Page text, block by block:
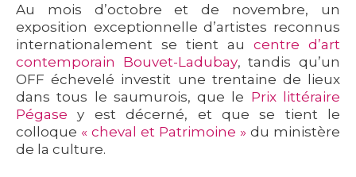
Au mois d’octobre et de novembre, un
exposition exceptionnelle d’artistes reconnus
internationalement se tient au centre d’art
contemporain Bouvet-Ladubay, tandis qu’un
OFF échevelé investit une trentaine de lieux
dans tous le saumurois, que le Prix littéraire
Pégase y est décerné, et que se tient le
colloque « cheval et Patrimoine » du ministère
de la culture.